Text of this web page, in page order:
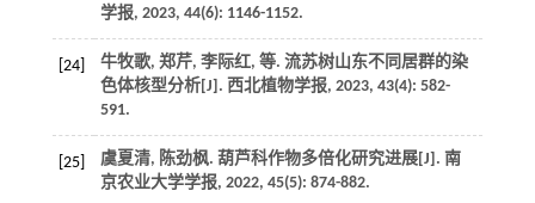
学报, 2023, 44(6): 1146-1152.
[24] 牛牧歌, 郑芹, 李际红, 等. 流苏树山东不同居群的染
色体核型分析[J]. 西北植物学报, 2023, 43(4): 582-
591.
[25] 虞夏清, 陈劲枫. 葫芦科作物多倍化研究进展[J]. 南
京农业大学学报, 2022, 45(5): 874-882.